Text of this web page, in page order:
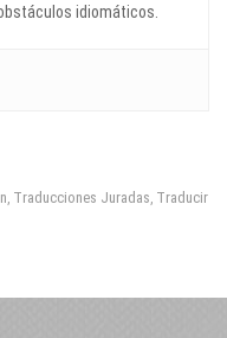
idiomáticos.
Traducciones Juradas Traducir